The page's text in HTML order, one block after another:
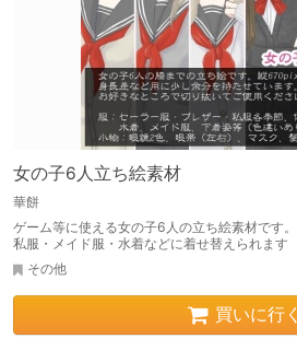
女の子6人立ち絵素材
華餅
ゲーム等に使える女の子6人の立ち絵素材です
私服・メイド服・水着などに着せ替えられます
その他
買いに行く